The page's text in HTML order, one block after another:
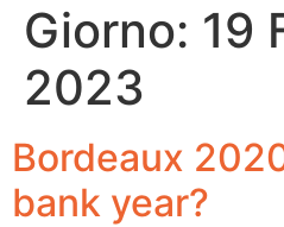
Giorno: 19
2023
Bordeaux
bank year?